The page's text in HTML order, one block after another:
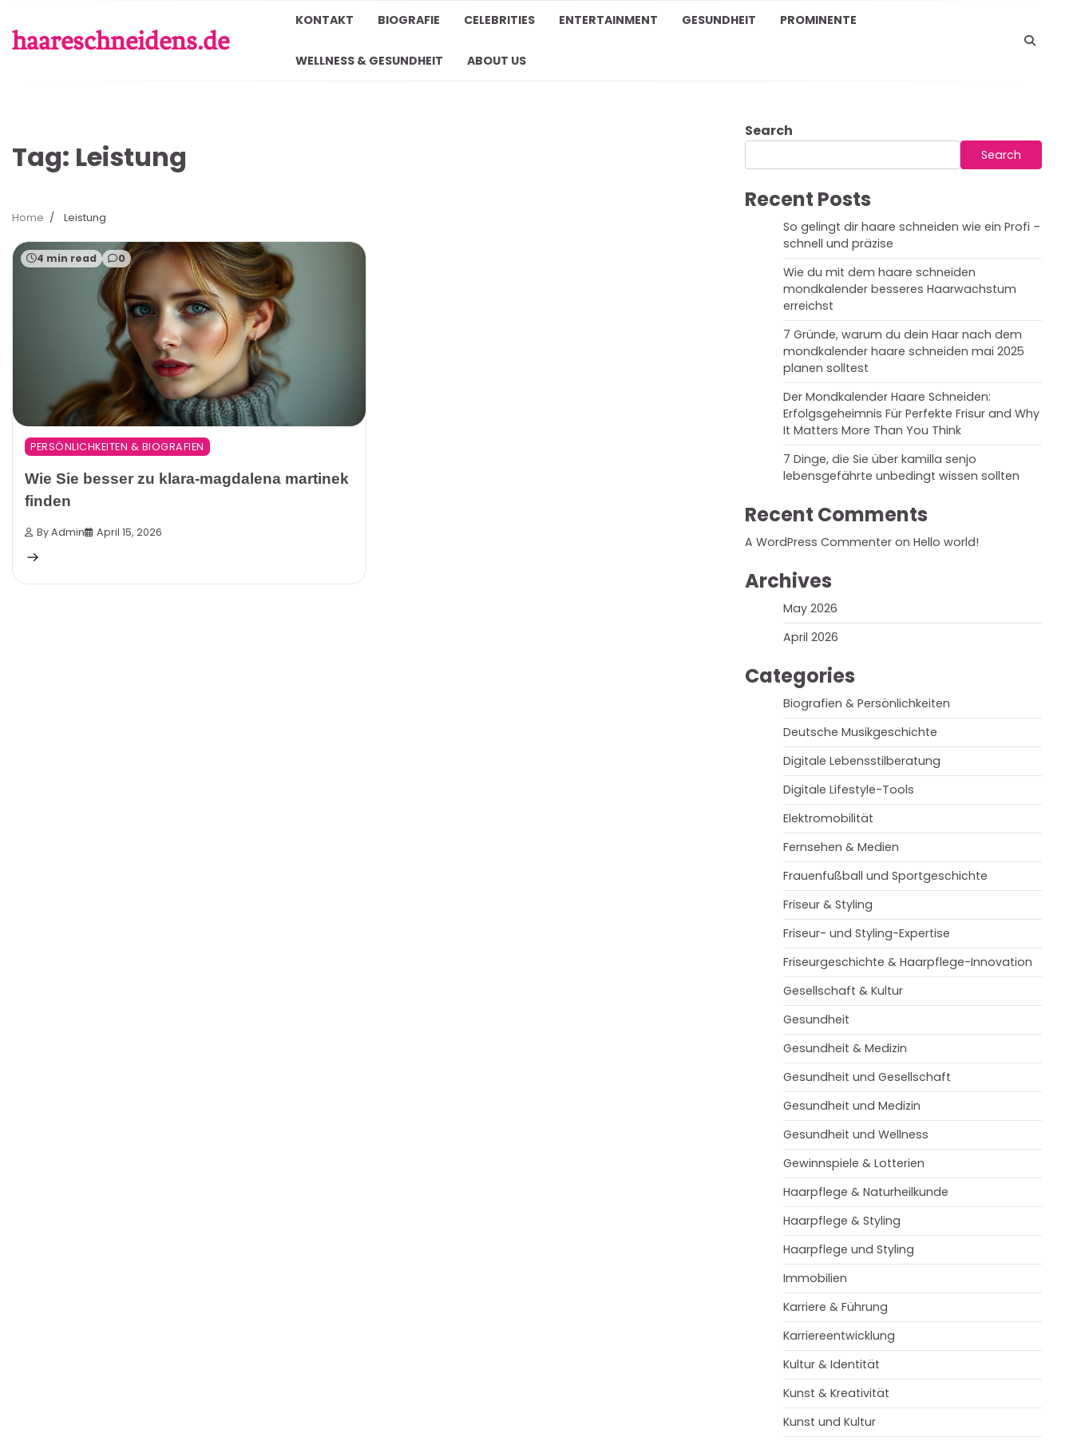
to
content
haareschneidens.de
KONTAKT BIOGRAFIE CELEBRITIES ENTERTAINMENT GESUNDHEIT PROMINENTE
WELLNESS & GESUNDHEIT ABOUT US
Tag: Leistung
Home Leistung
4 min read 0
PERSÖNLICHKEITEN & BIOGRAFIEN
Wie Sie besser zu klara-magdalena martinek
finden
By Admin April 15, 2026
Search
Search
Recent Posts
So gelingt dir haare schneiden wie ein Profi –
schnell und präzise
Wie du mit dem haare schneiden
mondkalender besseres Haarwachstum
erreichst
7 Gründe, warum du dein Haar nach dem
mondkalender haare schneiden mai 2025
planen solltest
Der Mondkalender Haare Schneiden:
Erfolgsgeheimnis Für Perfekte Frisur and Why
It Matters More Than You Think
7 Dinge, die Sie über kamilla senjo
lebensgefährte unbedingt wissen sollten
Recent Comments
A WordPress Commenter on Hello world!
Archives
May 2026
April 2026
Categories
Biografien & Persönlichkeiten
Deutsche Musikgeschichte
Digitale Lebensstilberatung
Digitale Lifestyle-Tools
Elektromobilität
Fernsehen & Medien
Frauenfußball und Sportgeschichte
Friseur & Styling
Friseur- und Styling-Expertise
Friseurgeschichte & Haarpflege-Innovation
Gesellschaft & Kultur
Gesundheit
Gesundheit & Medizin
Gesundheit und Gesellschaft
Gesundheit und Medizin
Gesundheit und Wellness
Gewinnspiele & Lotterien
Haarpflege & Naturheilkunde
Haarpflege & Styling
Haarpflege und Styling
Immobilien
Karriere & Führung
Karriereentwicklung
Kultur & Identität
Kunst & Kreativität
Kunst und Kultur